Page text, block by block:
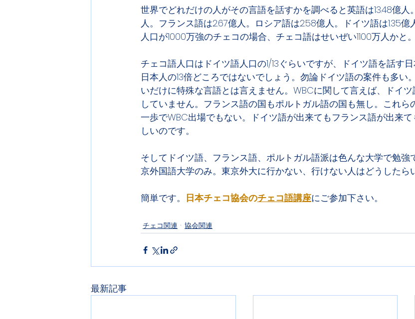
世界でどれだけの人がその言語を話すかを調べると英語は13.48億人
人。フランス語は2.67億人。ロシア語は2.58億人。ドイツ語は1.35億
人口が1000万強のチェコの場合、チェコ語はせいぜい1100万人かと。
チェコ語人口はドイツ語人口の1/13ぐらいですが、ドイツ語を話す
日本人の13倍どころではないでしょう。勿論ドイツ語の案件も多い
いだけに特殊な言語とは言えません。WBCに関して言えば、ドイ
していません。フランス語の国もポルトガル語の国も無し。これら
一歩でWBC出場でもない。ドイツ語が出来てもフランス語が出来
しいのです。
そしてドイツ語、フランス語、ポルトガル語派は色んな大学で勉強
京外国語大学のみ。東京外大に行かない、行けない人はどうしたら
簡単です。 日本チェコ協会のチェコ語講座にご参加下さい。
チェコ関連 協会関連
最新記事